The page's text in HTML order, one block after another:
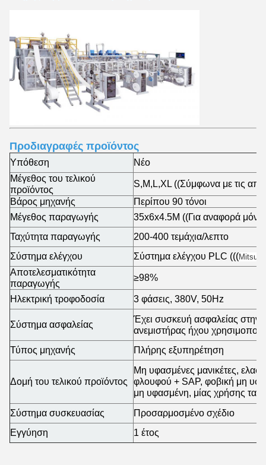
Προδιαγραφές προϊόντος
Υπόθεση
Νέο
Μέγεθος του τελικού
προϊόντος
S,M,L,XL ((Σύμφωνα με τις
Βάρος μηχανής
Περίπου 90 τόνοι
Μέγεθος παραγωγής
35x6x4.5M ((Για αναφορά μόνο)
Ταχύτητα παραγωγής
200-400 τεμάχια/λεπτο
Σύστημα ελέγχου
Σύστημα ελέγχου PLC (((
Αποτελεσματικότητα
παραγωγής
≥98%
Ηλεκτρική τροφοδοσία
3 φάσεις, 380V, 50Hz
Σύστημα ασφαλείας
Έχει συσκευή ασφαλείας στην
ανεμιστήρας ήχου
Τύπος μηχανής
Πλήρης εξυπηρέτηση
Δομή του τελικού προϊόντος
Μη υφασμένες μανικέτες,
φλουφού + SAP, φοβική μη
μη υφασμένη, μίας χρήσης
Σύστημα συσκευασίας
Προσαρμοσμένο σχέδιο
Εγγύηση
1 έτος